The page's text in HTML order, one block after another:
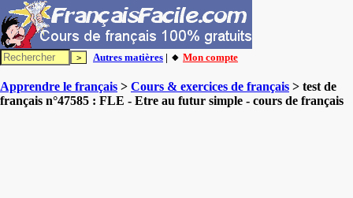
Autres matières | 🔸 Mon compte
Apprendre le français > Cours & exercices de français > test de
français n°47585 : FLE - Etre au futur simple - cours de français